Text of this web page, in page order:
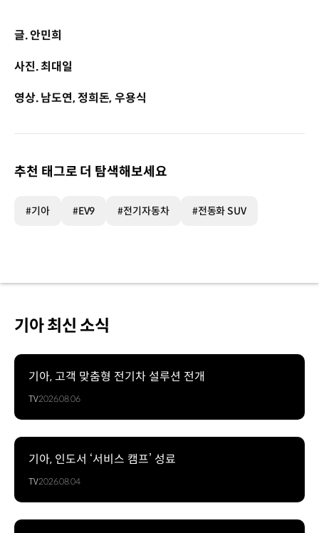
글. 안민희
사진. 최대일
영상. 남도연, 정희돈, 우용식
추천 태그로 더 탐색해보세요
#기아 #EV9 #전기자동차 #전동화 SUV
기아 최신 소식
기아, 고객 맞춤형 전기차 설루션 전개
TV2026.08.06
기아, 인도서 ‘서비스 캠프’ 성료
TV2026.08.04